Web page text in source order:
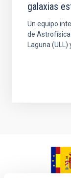
galaxias
Un equipo
de Astrofísica
Laguna